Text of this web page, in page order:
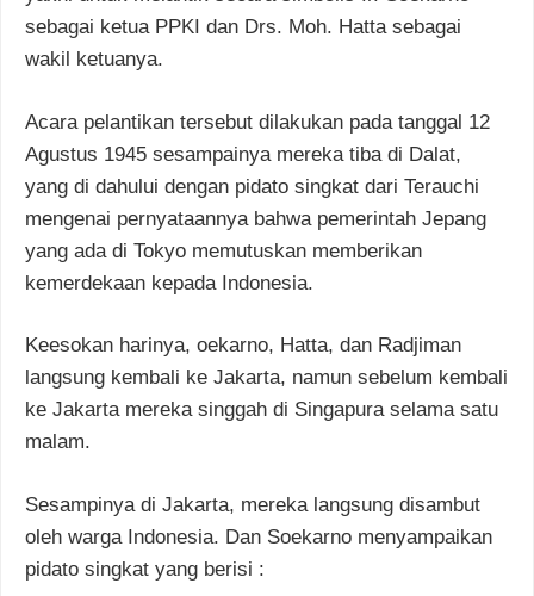
sebagai ketua PPKI dan Drs. Moh. Hatta sebagai
wakil ketuanya.
Acara pelantikan tersebut dilakukan pada tanggal 12
Agustus 1945 sesampainya mereka tiba di Dalat,
yang di dahului dengan pidato singkat dari Terauchi
mengenai pernyataannya bahwa pemerintah Jepang
yang ada di Tokyo memutuskan memberikan
kemerdekaan kepada Indonesia.
Keesokan harinya, oekarno, Hatta, dan Radjiman
langsung kembali ke Jakarta, namun sebelum kembali
ke Jakarta mereka singgah di Singapura selama satu
malam.
Sesampinya di Jakarta, mereka langsung disambut
oleh warga Indonesia. Dan Soekarno menyampaikan
pidato singkat yang berisi :